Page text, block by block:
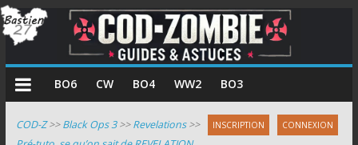
COD
Zombie
BO6 CW BO4 WW2 BO3
INSCRIPTION CONNEXION
COD-Z>>Black Ops 3>>Revelations>>